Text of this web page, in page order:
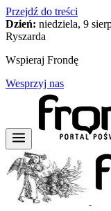
Przejdź do treści
Dzień: niedziela, 9
Ryszarda
Wspieraj Frondę
Wesprzyj nas